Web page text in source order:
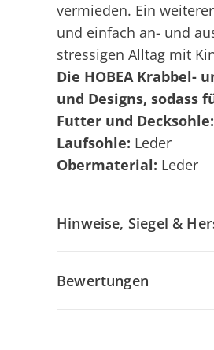
vermieden. Ein
und einfach an- und
stressigen Alltag mit
Die HOBEA Krabbel-
und Designs, sodass
Futter und Decksohle:
Laufsohle: Leder
Obermaterial: Leder
Hinweise, Siegel &
Bewertungen